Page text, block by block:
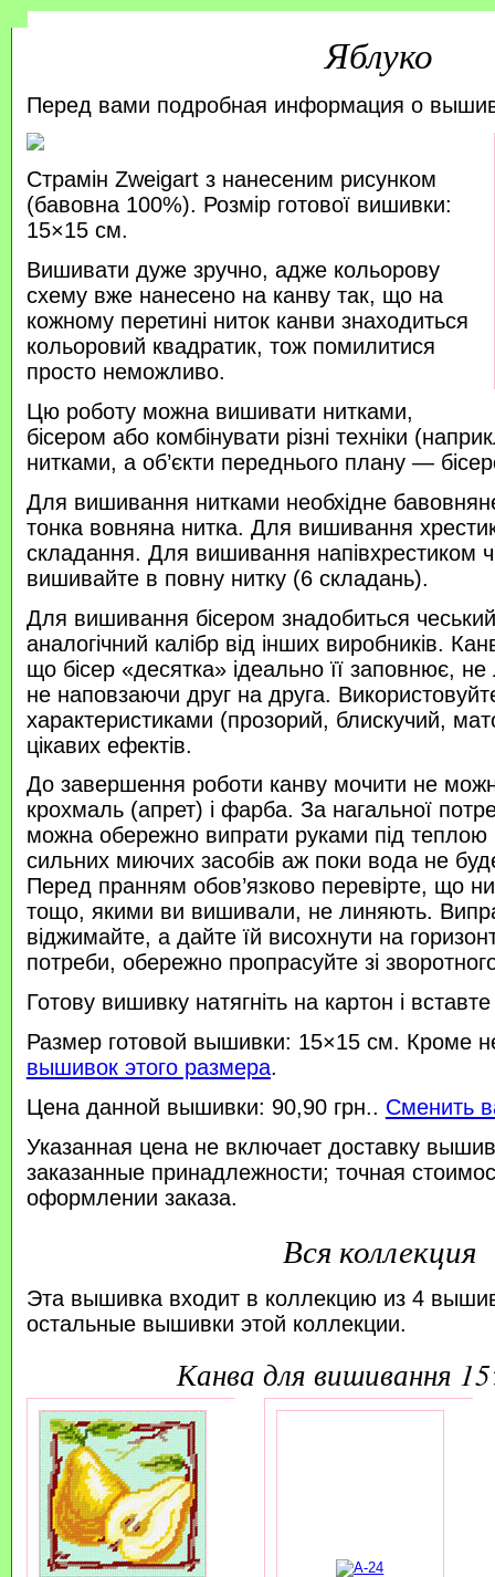
Яблуко
Перед вами подробная информация о
Страмін Zweigart з нанесеним рисунком
(бавовна 100%). Розмір готової вишивки:
15×15 см.
Вишивати дуже зручно, адже кольорову
схему вже нанесено на канву так, що на
кожному перетині ниток канви знаходиться
кольоровий квадратик, тож помилитися
просто неможливо.
Цю роботу можна вишивати нитками,
бісером або комбінувати різні техніки
нитками, а об’єкти переднього плану —
Для вишивання нитками необхідне
тонка вовняна нитка. Для вишивання
складання. Для вишивання напівхрестиком
вишивайте в повну нитку (6 складань).
Для вишивання бісером знадобиться
аналогічний калібр від інших виробників.
що бісер «десятка» ідеально її заповнює,
не наповзаючи друг на друга.
характеристиками (прозорий, блискучий,
цікавих ефектів.
До завершення роботи канву мочити не
крохмаль (апрет) і фарба. За нагальної
можна обережно випрати руками під
сильних миючих засобів аж поки вода не
Перед пранням обов’язково перевірте, що
тощо, якими ви вишивали, не линяють.
віджимайте, а дайте їй висохнути на
потреби, обережно пропрасуйте зі
Готову вишивку натягніть на картон і
Размер готовой вышивки: 15×15 см. Кроме
вышивок этого размера.
Цена данной вышивки: 90,90 грн.. Сменить
Указанная цена не включает доставку
заказанные принадлежности; точная
оформлении заказа.
Вся коллекция
Эта вышивка входит в коллекцию из 4
остальные вышивки этой коллекции.
канва для вишивання